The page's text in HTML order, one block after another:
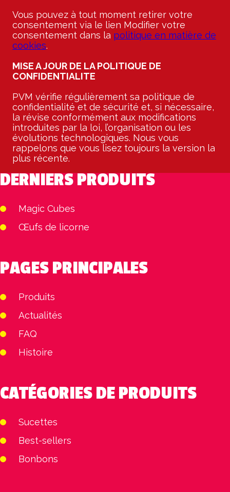
Vous pouvez à tout moment retirer votre
consentement via le lien Modifier votre
consentement dans la politique en matière de
cookies.
MISE A JOUR DE LA POLITIQUE DE
CONFIDENTIALITE
PVM vérifie régulièrement sa politique de
confidentialité et de sécurité et, si nécessaire,
la révise conformément aux modifications
introduites par la loi, l’organisation ou les
évolutions technologiques. Nous vous
rappelons que vous lisez toujours la version la
plus récente.
DERNIERS PRODUITS
Magic Cubes
Œufs de licorne
PAGES PRINCIPALES
Produits
Actualités
FAQ
Histoire
CATÉGORIES DE PRODUITS
Sucettes
Best-sellers
Bonbons